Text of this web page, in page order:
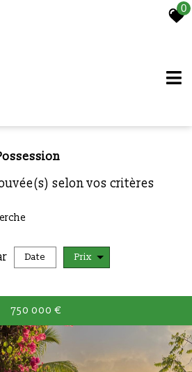
0
selon vos critères
Date Prix
750 000 €